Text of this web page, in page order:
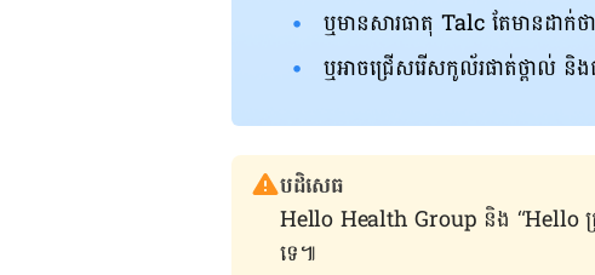
ឬមានសារធាតុ Talc តែមានដាក់
ឬអាចជ្រើសរើសកូល័រផាត់ថ្ពាល់​ និ
បដិសេធ
Hello Health Group និង “Hello គ្រូព
ទេ៕